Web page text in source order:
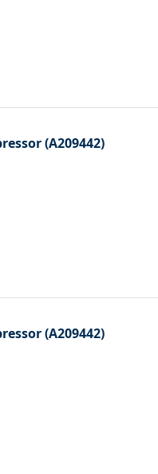
(A209442)
(A209442)